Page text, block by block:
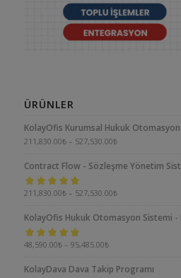
ÜRÜNLER
KolayOfis Kurumsal Hukuk
211,830.00₺ – 527,530.00₺
Contract Flow - Sözleşme Yönetim
5 üzerinden
211,830.00₺ – 527,530.00₺
KolayOfis Hukuk Otomasyon Sistemi
5 üzerinden
48,590.00₺ – 95,485.00₺
KolayDava Dava Takip Programı